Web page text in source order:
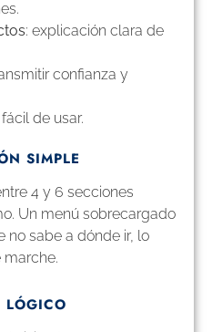
: explicación clara de
confianza y
de usar.
SIMPLE
4 y 6 secciones
Un menú sobrecargado
no sabe a dónde ir, lo
LÓGICO